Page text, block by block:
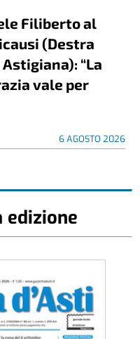
Filiberto al
(Destra
“La
vale per
6 AGOSTO 2026